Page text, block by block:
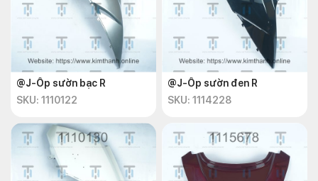
@J-Ốp sườn bạc R
SKU: 1110122
@J-Ốp sườn đen R
SKU: 1114228